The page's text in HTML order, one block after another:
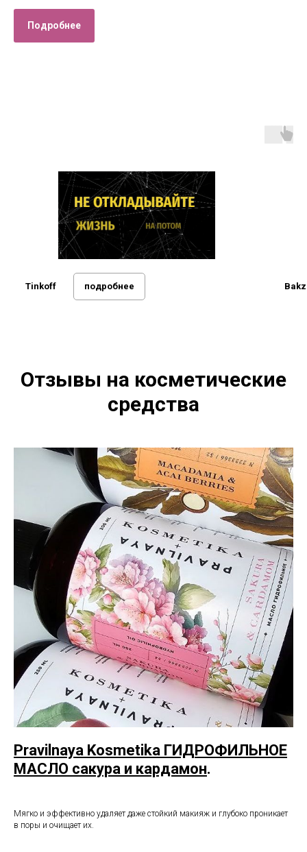
Подробнее
Tinkoff подробнее
Отзывы на косметические
средства
Pravilnaya Kosmetika ГИДРОФИЛЬНОЕ
МАСЛО сакура и кардамон.
Мягко и эффективно удаляет даже стойкий макияж и глубоко проникает
в поры и очищает их.